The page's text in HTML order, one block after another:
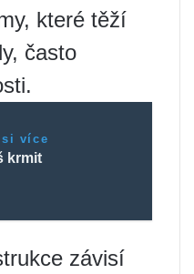
které těží
často
si více
krmit
závisí